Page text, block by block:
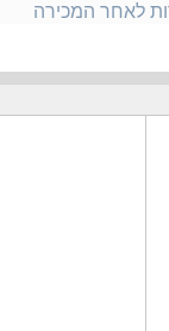
לאחר המכירה